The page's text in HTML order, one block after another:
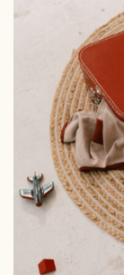
página
de
producto